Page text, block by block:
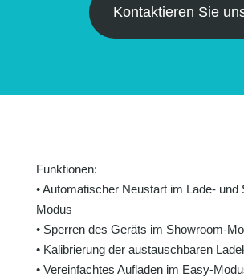
Kontaktieren Sie
Funktionen:
• Automatischer Neustart im Lade- und
Modus
• Sperren des Geräts im Showroom-
• Kalibrierung der austauschbaren
• Vereinfachtes Aufladen im Easy-